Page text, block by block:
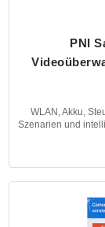
PNI
WLAN, Akku,
Szenarien und